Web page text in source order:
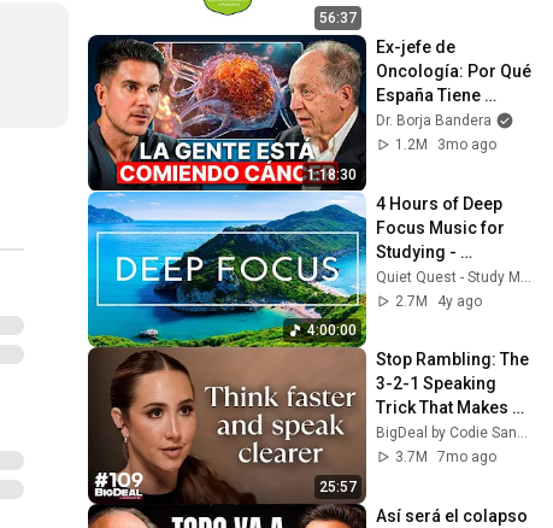
56:37
1:18:30
Ex-jefe de
Oncología: Por Qué
España Tiene
Tantos Casos de
Cáncer (la
Dr. Borja Bandera
1.2M
3mo ago
4:00:00
4 Hours of Deep
Focus Music for
Studying -
Concentration
Music For Deep
2.7M
4y ago
25:57
Stop Rambling: The
3-2-1 Speaking
Trick That Makes
You Sound Like A
CEO
BigDeal by Codie Sanchez
3.7M
7mo ago
Así será el colapso